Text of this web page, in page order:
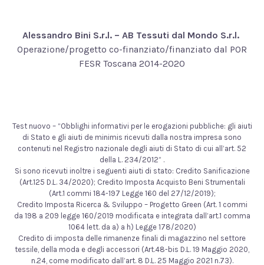
Alessandro Bini S.r.l. – AB Tessuti dal Mondo S.r.l.
Operazione/progetto co-finanziato/finanziato dal POR
FESR Toscana 2014-2020
Test nuovo – “Obblighi informativi per le erogazioni pubbliche: gli aiuti
di Stato e gli aiuti de minimis ricevuti dalla nostra impresa sono
contenuti nel Registro nazionale degli aiuti di Stato di cui all’art. 52
della L. 234/2012” .
Si sono ricevuti inoltre i seguenti aiuti di stato: Credito Sanificazione
(Art.125 D.L. 34/2020); Credito Imposta Acquisto Beni Strumentali
(Art.1 commi 184-197 Legge 160 del 27/12/2019);
Credito Imposta Ricerca & Sviluppo – Progetto Green (Art. 1 commi
da 198 a 209 legge 160/2019 modificata e integrata dall’art.1 comma
1064 lett. da a) a h) Legge 178/2020)
Credito di imposta delle rimanenze finali di magazzino nel settore
tessile, della moda e degli accessori (Art.48-bis D.L. 19 Maggio 2020,
n.24, come modificato dall’art. 8 D.L. 25 Maggio 2021 n.73).